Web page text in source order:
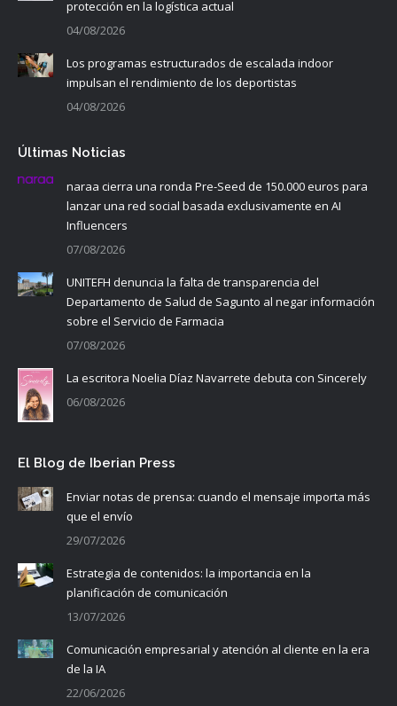
protección en la logística actual
04/08/2026
Los programas estructurados de escalada indoor
impulsan el rendimiento de los deportistas
04/08/2026
Últimas Noticias
naraa cierra una ronda Pre-Seed de 150.000 euros para
lanzar una red social basada exclusivamente en AI
Influencers
07/08/2026
UNITEFH denuncia la falta de transparencia del
Departamento de Salud de Sagunto al negar información
sobre el Servicio de Farmacia
07/08/2026
La escritora Noelia Díaz Navarrete debuta con Sincerely
06/08/2026
El Blog de Iberian Press
Enviar notas de prensa: cuando el mensaje importa más
que el envío
29/07/2026
Estrategia de contenidos: la importancia en la
planificación de comunicación
13/07/2026
Comunicación empresarial y atención al cliente en la era
de la IA
22/06/2026